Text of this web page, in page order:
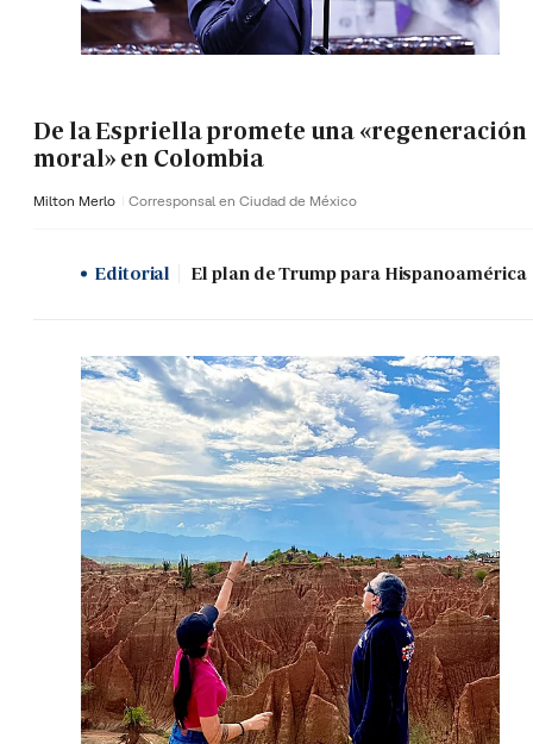
De la Espriella promete una «regeneración
moral» en Colombia
Milton Merlo Corresponsal en Ciudad de México
Editorial El plan de Trump para Hispanoamérica